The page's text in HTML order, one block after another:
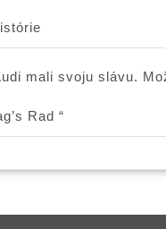
mali svoju slávu.
Rad “